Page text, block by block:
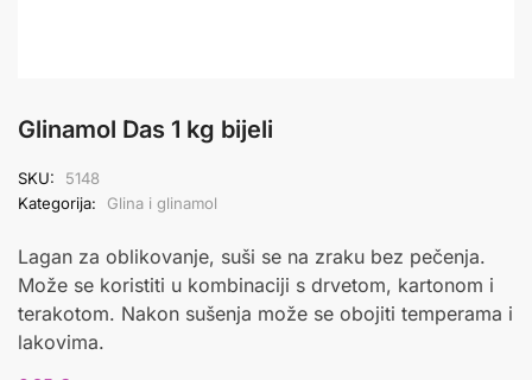
Glinamol Das 1 kg bijeli
SKU:
5148
Kategorija:
Glina i glinamol
Lagan za oblikovanje, suši se na zraku bez pečenja.
Može se koristiti u kombinaciji s drvetom, kartonom i
terakotom. Nakon sušenja može se obojiti temperama i
lakovima.